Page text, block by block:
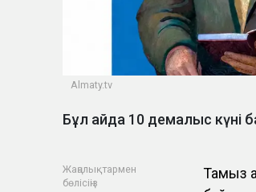
Almaty.tv
Бұл айда 10 демалыс күні
Жаңалықтармен
бөлісіңіз
Тамыз